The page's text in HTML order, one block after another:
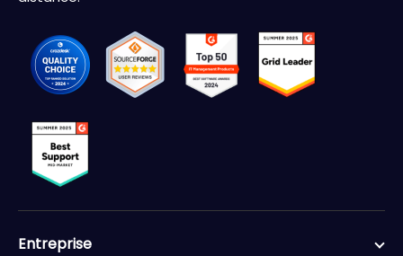
Entreprise